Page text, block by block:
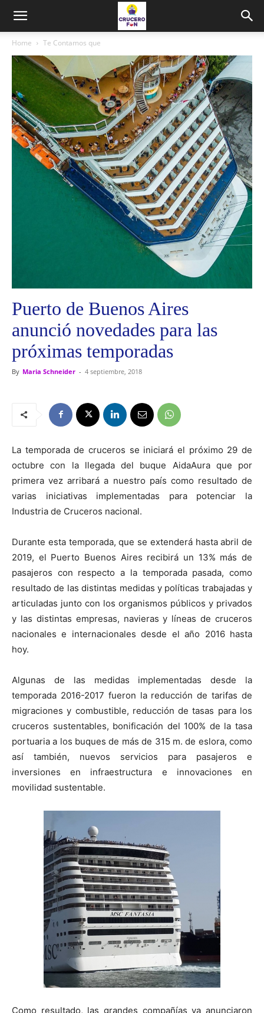
Home Te Contamos que
Puerto de Buenos Aires
anunció novedades para las
próximas temporadas
By Maria Schneider - 4 septiembre, 2018
La temporada de cruceros se iniciará el próximo 29 de
octubre con la llegada del buque AidaAura que por
primera vez arribará a nuestro país como resultado de
varias iniciativas implementadas para potenciar la
Industria de Cruceros nacional.
Durante esta temporada, que se extenderá hasta abril de
2019, el Puerto Buenos Aires recibirá un 13% más de
pasajeros con respecto a la temporada pasada, como
resultado de las distintas medidas y políticas trabajadas y
articuladas junto con los organismos públicos y privados
y las distintas empresas, navieras y líneas de cruceros
nacionales e internacionales desde el año 2016 hasta
hoy.
Algunas de las medidas implementadas desde la
temporada 2016-2017 fueron la reducción de tarifas de
migraciones y combustible, reducción de tasas para los
cruceros sustentables, bonificación del 100% de la tasa
portuaria a los buques de más de 315 m. de eslora, como
así también, nuevos servicios para pasajeros e
inversiones en infraestructura e innovaciones en
movilidad sustentable.
Como resultado, las grandes compañías ya anunciaron